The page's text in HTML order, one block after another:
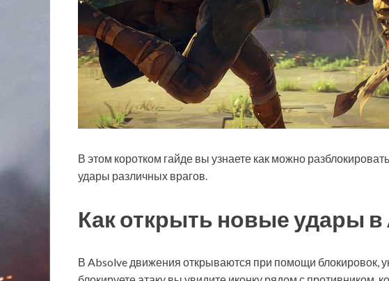
В этом коротком гайде вы узнаете как можно
удары различных врагов.
Как открыть новые удары в
В Absolve движения открываются при помощи блокировок,